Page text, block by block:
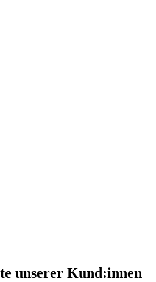
unserer Kund:innen